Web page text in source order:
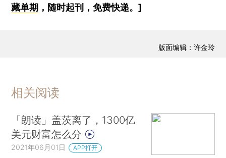
藏单期 ，随时起刊，免费快递。]
版面编辑：许金玲
相关阅读
「朗读」盖茨离了，1300亿
美元财富怎么分
2021年06月01日 APP打开